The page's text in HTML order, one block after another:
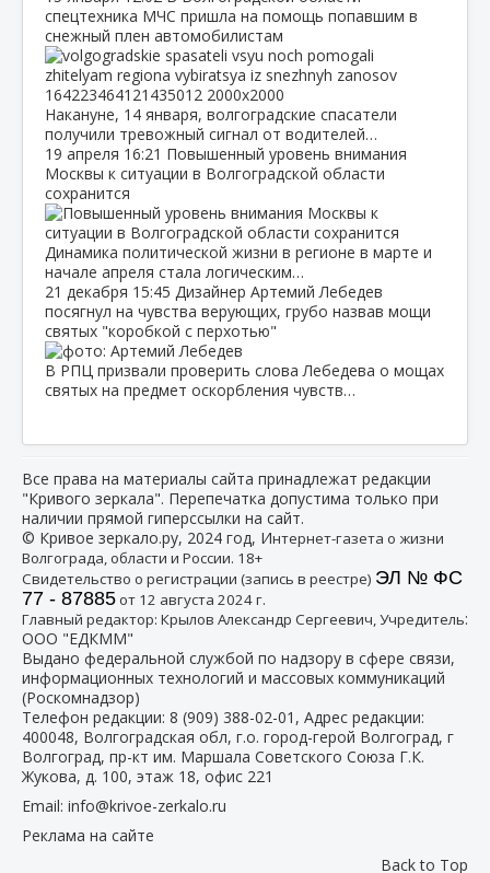
спецтехника МЧС пришла на помощь попавшим в
снежный плен автомобилистам
Накануне, 14 января, волгоградские спасатели
получили тревожный сигнал от водителей…
19 апреля 16:21 Повышенный уровень внимания
Москвы к ситуации в Волгоградской области
сохранится
Динамика политической жизни в регионе в марте и
начале апреля стала логическим…
21 декабря 15:45 Дизайнер Артемий Лебедев
посягнул на чувства верующих, грубо назвав мощи
святых "коробкой с перхотью"
В РПЦ призвали проверить слова Лебедева о мощах
святых на предмет оскорбления чувств…
Все права на материалы сайта принадлежат редакции
"Кривого зеркала". Перепечатка допустима только при
наличии прямой гиперссылки на сайт.
© Кривое зеркало.ру, 2024 год, Интернет-газета о жизни
Волгограда, области и России. 18+
Свидетельство о регистрации (запись в реестре) ЭЛ № ФС
77 - 87885от 12 августа 2024 г.
Главный редактор: Крылов Александр Сергеевич, Учредитель:
ООО "ЕДКММ"
Выдано федеральной службой по надзору в сфере связи,
информационных технологий и массовых коммуникаций
(Роскомнадзор)
Телефон редакции: 8 (909) 388-02-01 , Адрес редакции:
400048, Волгоградская обл, г.о. город-герой Волгоград, г
Волгоград, пр-кт им. Маршала Советского Союза Г.К.
Жукова, д. 100, этаж 18, офис 221
Email: info@krivoe-zerkalo.ru
Реклама на сайте
Back to Top